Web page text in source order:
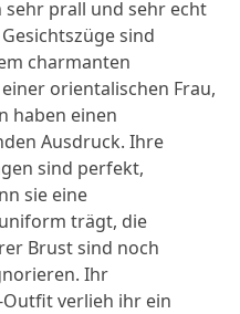
prall und sehr echt
sind
charmanten
orientalischen Frau,
haben einen
Ausdruck. Ihre
sind perfekt,
sie eine
trägt, die
Brust sind noch
Ihr
verlieh ihr ein